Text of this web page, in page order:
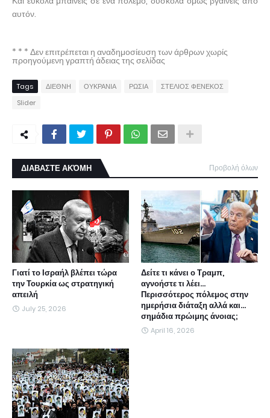
αυτόν.
* * * Δεν επιτρέπεται η αναδημοσίευση των άρθρων χωρίς
προηγούμενη γραπτή άδειας της σελίδας
Tags ΔΙΕΘΝΗ ΟΥΚΡΑΝΙΑ ΡΩΣΙΑ
ΣΤΕΛΙΟΣ ΦΕΝΕΚΟΣ
Slider
ΔΙΑΒΑΣΤΕ ΑΚΌΜΗ Προβολή όλων
Γιατί το Ισραήλ βλέπει τώρα
την Τουρκία ως στρατηγική
απειλή
July 25, 2026
Δείτε τι κάνει ο Τραμπ,
αγνοήστε τι λέει...
Περισσότερος πόλεμος στην
ημερήσια διάταξη αλλά και...
σημάδια πρώιμης άνοιας;
April 16, 2026